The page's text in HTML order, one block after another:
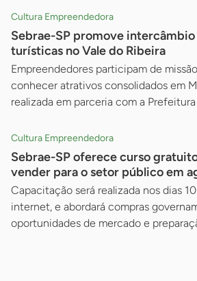
Cultura Empreendedora
Sebrae-SP promove
turísticas no Vale do Ribeira
Empreendedores participam de
conhecer atrativos consolidados em
realizada em parceria com a
Cultura Empreendedora
Sebrae-SP oferece curso
vender para o setor público em
Capacitação será realizada nos dias
internet, e abordará compras
oportunidades de mercado e